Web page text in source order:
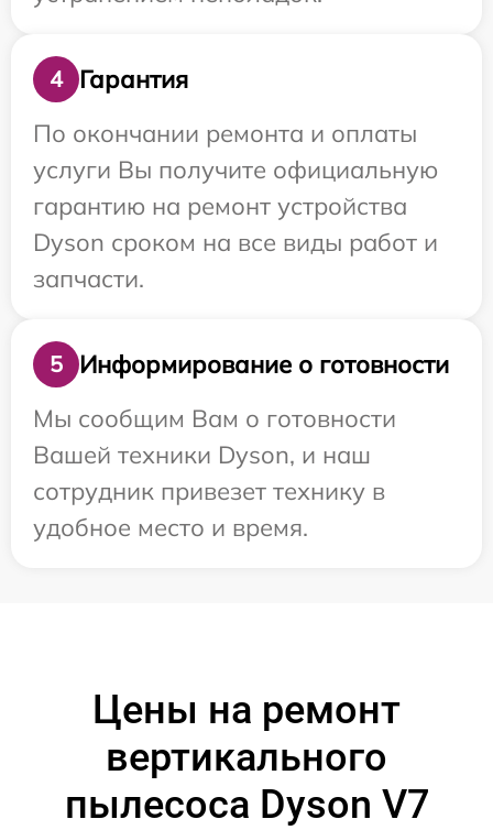
4
Гарантия
По окончании ремонта и оплаты
услуги Вы получите официальную
гарантию на ремонт устройства
Dyson сроком на все виды работ и
запчасти.
5
Информирование о готовности
Мы сообщим Вам о готовности
Вашей техники Dyson, и наш
сотрудник привезет технику в
удобное место и время.
Цены на ремонт
вертикального
пылесоса Dyson V7